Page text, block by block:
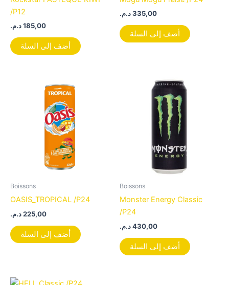
/P12
185,00د.م.
أضف إلى السلة
335,00د.م.
أضف إلى السلة
Boissons
OASIS_TROPICAL /P24
225,00د.م.
أضف إلى السلة
Boissons
Monster Energy Classic
/P24
430,00د.م.
أضف إلى السلة